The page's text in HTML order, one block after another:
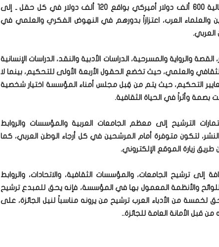
وتهدف الجائزة التي تبلغ قيمتها الإجمالية 600 ألف دولار أميركي بواقع 120 ألف دولار في كل حقل ـ إلى
والعلماء العرب، اعتزازاً بدورهم في النهوض الفكري والعلمي في
العربي.
هي: الشعر، القصة والرواية والمسرحية، الدراسات الأدبية والنقد، الدراسات الإنسانية
الثقافي والعلمي، حيث تخضع الحقول الأربعة الأولى للتحكيم، بينما لا
التحكيم، حيث يتم من قِبل مجلس أمناء المؤسسة اختيار شخصية
وأثراً في الحياة الثقافية.
الترشيح إلى معظم الجامعات العربية والمؤسسات والروابط
النشر، لتكون متوفرة أمام المرشحين في كل أرجاء الوطن العربي، كما
زيارة الموقع الإلكتروني.
إلى ترشيح الجامعات، والمؤسسات الثقافية، والاتحادات، والروابط
والأنظمة المعمول بها في المؤسسة، فإنه يحق للمبدع ترشيح
لخمسة من الأدباء العرب ترشيح من يرونه مناسباً لنيل الجائزة، على
قبل الأمانة العامة للجائزة..